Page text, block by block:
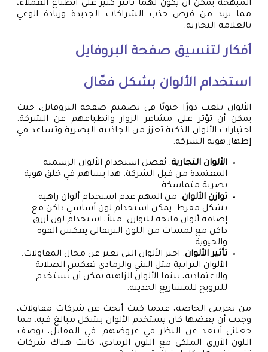
المبهجة يمكن أن يكون لهما تأثير كبير على انطباع العملاء،
مما يزيد من فرص جذب الشراكات الجديدة وزيادة الوعي
بالعلامة التجارية.
أفكار لتنسيق صفحة البروفايل
استخدام الألوان بشكل فعّال
الألوان تلعب دورًا حيويًا في تصميم صفحة البروفايل، حيث
يمكن أن تؤثر على مشاعر الزوار وانطباعهم عن الشركة.
اختيارات الألوان الذكية تعزز من الجاذبية البصرية وتساعد في
إظهار هوية الشركة.
الألوان التجارية: يُفضل استخدام الألوان الرسمية
المعتمدة من قبل الشركة. هذا يساهم في خلق هوية
بصرية متماسكة.
توازن الألوان: من المهم عدم استخدام ألوان زاهية
بشكل مفرط. يمكن استخدام لون أساسي داكن مع
إضافة ألوان فاتحة للتوازن. مثلاً، استخدام لون أزرق
داكن مع لمسات من اللون البرتقالي يعكس القوة
والحيوية.
تأثير الألوان: اختر الألوان التي تعبر عن مجال المقاولات.
الألوان الترابية مثل البني والرمادي تعكس الصلابة
والاعتمادية، بينما الألوان الزاهية يمكن أن تُستخدم
للترويج للمشاريع الحديثة.
من تجربتي الخاصة، عندما كنت أبحث عن شركات مقاولات،
وجدت أن بعضها كان يستخدم الألوان بشكل مبالغ فيه، مما
جعلني أبتعد عن النظر في عروضهم. في المقابل، بوصف
اللون الأزرق الملكي مع اللون الرمادي، كانت هناك شركات